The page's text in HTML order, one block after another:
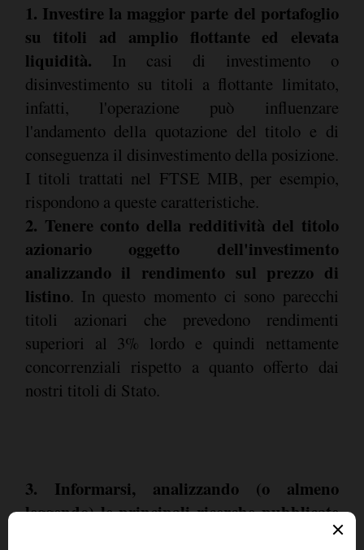
1. Investire la maggior parte del portafoglio
su titoli ad amplio flottante ed elevata
liquidità.
In casi di investimento o
disinvestimento su titoli a flottante limitato,
infatti, l'operazione può influenzare
l'andamento della quotazione del titolo e di
conseguenza il disinvestimento della posizione.
I titoli trattati nel FTSE MIB, per esempio,
rispondono a queste caratteristiche.
2. Tenere conto della redditività del titolo
azionario oggetto dell'investimento
analizzando il rendimento sul prezzo di
listino. In questo momento ci sono parecchi
titoli azionari che prevedono rendimenti
superiori al 3% lordo e quindi nettamente
concorrenziali rispetto a quanto offerto dai
nostri titoli di Stato.
3. Informarsi, analizzando (o almeno
leggendo) le principali ricerche pubblicate
sulle singole società sulle quali si intende